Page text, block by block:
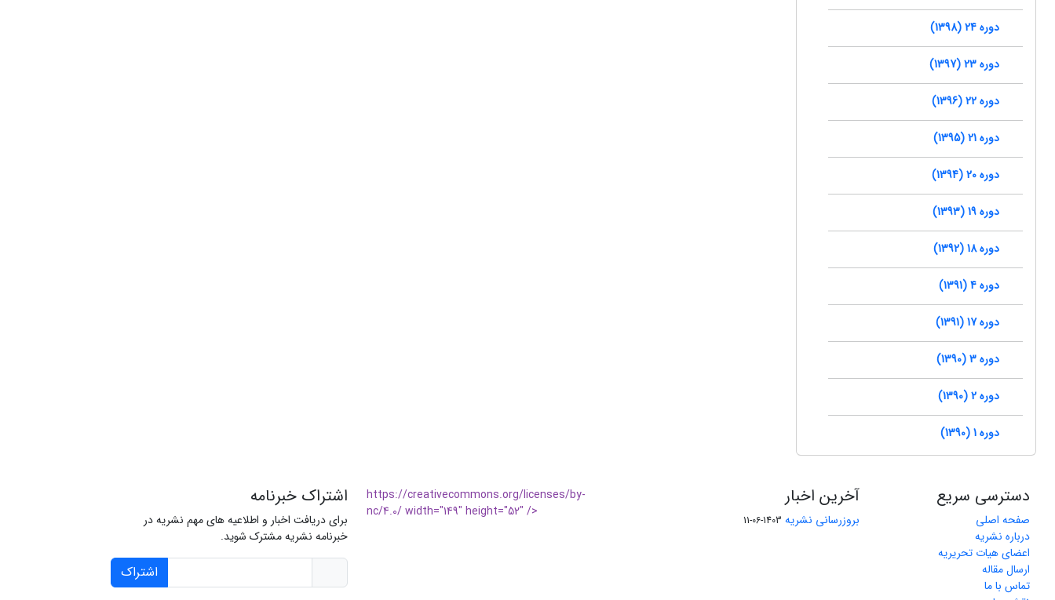
دوره 24 (1398)
دوره 23 (1397)
دوره 22 (1396)
دوره 21 (1395)
دوره 20 (1394)
دوره 19 (1393)
دوره 18 (1392)
دوره 4 (1391)
دوره 17 (1391)
دوره 3 (1390)
دوره 2 (1390)
دوره 1 (1390)
دسترسی سریع
صفحه اصلی
درباره نشریه
اعضای هیات تحریریه
ارسال مقاله
تماس با ما
آخرین اخبار
بروزرسانی نشریه 1403-06-11
https://creativecommons.org/licenses/by-
nc/4.0/ width="149" height="52" />
اشتراک خبرنامه
برای دریافت اخبار و اطلاعیه های مهم نشریه در
خبرنامه نشریه مشترک شوید.
اشتراک